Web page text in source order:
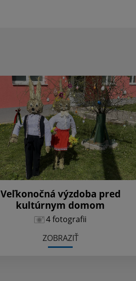
Veľkonočná výzdoba pred
kultúrnym domom
4 fotografii
ZOBRAZIŤ